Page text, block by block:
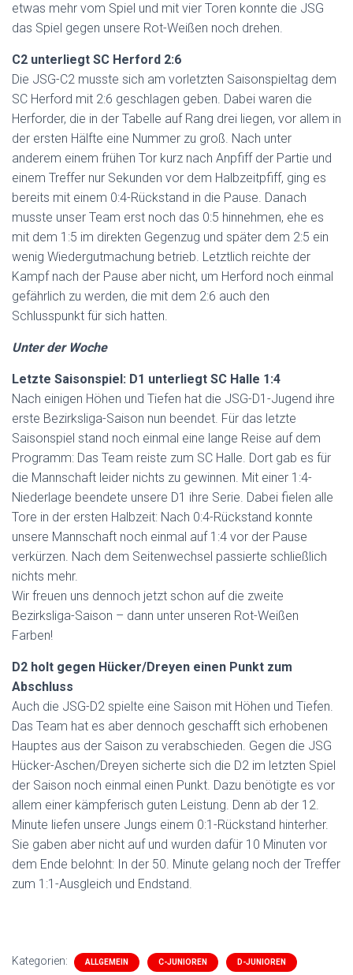
etwas mehr vom Spiel und mit vier Toren konnte die JSG
das Spiel gegen unsere Rot-Weißen noch drehen.
C2 unterliegt SC Herford 2:6
Die JSG-C2 musste sich am vorletzten Saisonspieltag dem
SC Herford mit 2:6 geschlagen geben. Dabei waren die
Herforder, die in der Tabelle auf Rang drei liegen, vor allem in
der ersten Hälfte eine Nummer zu groß. Nach unter
anderem einem frühen Tor kurz nach Anpfiff der Partie und
einem Treffer nur Sekunden vor dem Halbzeitpfiff, ging es
bereits mit einem 0:4-Rückstand in die Pause. Danach
musste unser Team erst noch das 0:5 hinnehmen, ehe es
mit dem 1:5 im direkten Gegenzug und später dem 2:5 ein
wenig Wiedergutmachung betrieb. Letztlich reichte der
Kampf nach der Pause aber nicht, um Herford noch einmal
gefährlich zu werden, die mit dem 2:6 auch den
Schlusspunkt für sich hatten.
Unter der Woche
Letzte Saisonspiel: D1 unterliegt SC Halle 1:4
Nach einigen Höhen und Tiefen hat die JSG-D1-Jugend ihre
erste Bezirksliga-Saison nun beendet. Für das letzte
Saisonspiel stand noch einmal eine lange Reise auf dem
Programm: Das Team reiste zum SC Halle. Dort gab es für
die Mannschaft leider nichts zu gewinnen. Mit einer 1:4-
Niederlage beendete unsere D1 ihre Serie. Dabei fielen alle
Tore in der ersten Halbzeit: Nach 0:4-Rückstand konnte
unsere Mannschaft noch einmal auf 1:4 vor der Pause
verkürzen. Nach dem Seitenwechsel passierte schließlich
nichts mehr.
Wir freuen uns dennoch jetzt schon auf die zweite
Bezirksliga-Saison – dann unter unseren Rot-Weißen
Farben!
D2 holt gegen Hücker/Dreyen einen Punkt zum
Abschluss
Auch die JSG-D2 spielte eine Saison mit Höhen und Tiefen.
Das Team hat es aber dennoch geschafft sich erhobenen
Hauptes aus der Saison zu verabschieden. Gegen die JSG
Hücker-Aschen/Dreyen sicherte sich die D2 im letzten Spiel
der Saison noch einmal einen Punkt. Dazu benötigte es vor
allem einer kämpferisch guten Leistung. Denn ab der 12.
Minute liefen unsere Jungs einem 0:1-Rückstand hinterher.
Sie gaben aber nicht auf und wurden dafür 10 Minuten vor
dem Ende belohnt: In der 50. Minute gelang noch der Treffer
zum 1:1-Ausgleich und Endstand.
Kategorien: ALLGEMEIN C-JUNIOREN D-JUNIOREN